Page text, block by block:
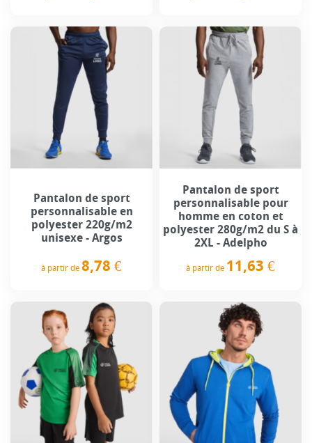
Pantalon de sport
personnalisable en
polyester 220g/m2
unisexe - Argos
à partir de 8,78 €
Pantalon de sport
personnalisable pour
homme en coton et
polyester 280g/m2 du S à
2XL - Adelpho
à partir de 11,63 €